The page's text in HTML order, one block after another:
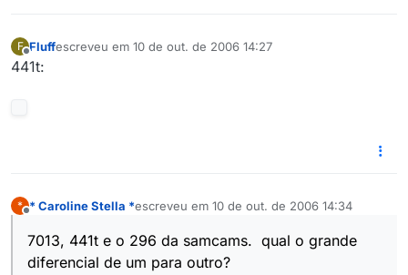
F
Offline
Fluffescreveu em 10 de out. de 2006 14:27
última edição por
441t:
* * Caroline Stella *escreveu em 10 de out. de 2006 14:34
última edição por
7013, 441t e o 296 da samcams. qual o grande
diferencial de um para outro?